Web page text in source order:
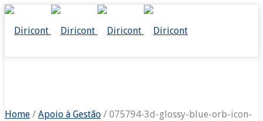
Home / Apoio à Gestão / 075794-3d-glossy-blue-orb-icon-